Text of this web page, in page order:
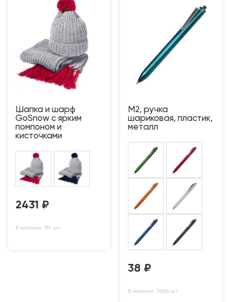
Шапка и шарф
GoSnow с ярким
помпоном и
кисточками
2431 ₽
В наличии: 767 шт
M2, ручка
шариковая, пластик,
металл
38 ₽
В наличии: 16636 шт